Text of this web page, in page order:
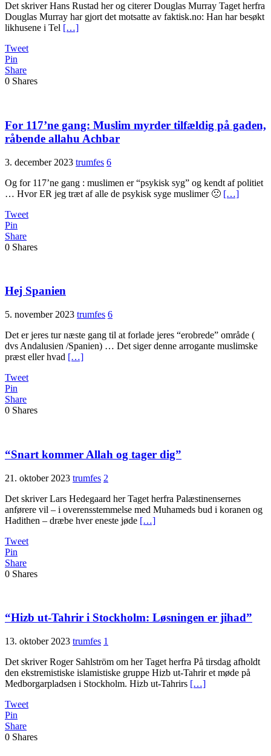
Det skriver Hans Rustad her og citerer Douglas Murray Taget herfra
Douglas Murray har gjort det motsatte av faktisk.no: Han har besøkt
likhusene i Tel […]
Tweet
Pin
Share
0 Shares
For 117’ne gang: Muslim myrder tilfældig på gaden,
råbende allahu Achbar
3. december 2023 trumfes 6
Og for 117’ne gang : muslimen er “psykisk syg” og kendt af politiet
… Hvor ER jeg træt af alle de psykisk syge muslimer 🙁 […]
Tweet
Pin
Share
0 Shares
Hej Spanien
5. november 2023 trumfes 6
Det er jeres tur næste gang til at forlade jeres “erobrede” område (
dvs Andalusien /Spanien) … Det siger denne arrogante muslimske
præst eller hvad […]
Tweet
Pin
Share
0 Shares
“Snart kommer Allah og tager dig”
21. oktober 2023 trumfes 2
Det skriver Lars Hedegaard her Taget herfra Palæstinensernes
anførere vil – i overensstemmelse med Muhameds bud i koranen og
Hadithen – dræbe hver eneste jøde […]
Tweet
Pin
Share
0 Shares
“Hizb ut-Tahrir i Stockholm: Løsningen er jihad”
13. oktober 2023 trumfes 1
Det skriver Roger Sahlström om her Taget herfra På tirsdag afholdt
den ekstremistiske islamistiske gruppe Hizb ut-Tahrir et møde på
Medborgarpladsen i Stockholm. Hizb ut-Tahrirs […]
Tweet
Pin
Share
0 Shares